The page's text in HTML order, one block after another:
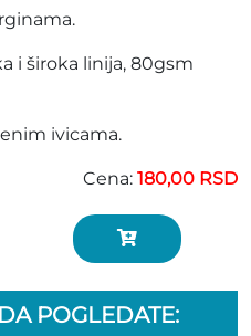
i široka linija, 80gsm
ivicama.
Cena: 180,00 RSD
POGLEDATE: